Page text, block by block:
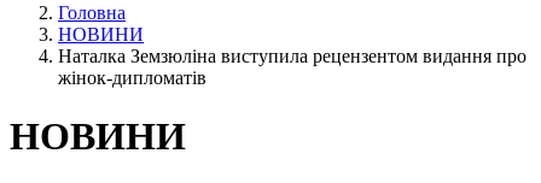
Головна
НОВИНИ
Наталка Земзюліна виступила рецензентом видання про
жінок-дипломатів
НОВИНИ